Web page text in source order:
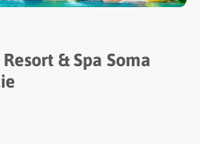
& Spa Soma